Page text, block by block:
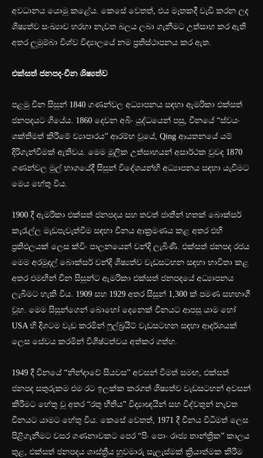
අවධානය යොමු කළේය. කෙසේ වෙතත්, එය මෑතකදී වැඩි කරන ලද
ශිෂ්‍යත්ව සංඛ්‍යාව හරහා නැවත බලය ලබා ගැනීමට උත්සාහ කර ඇති
අතර ලුමුම්බා විශ්ව විද්‍යාලයේ නම ප්‍රතිස්ථාපනය කර ඇත.
එක්සත් ජනපද-චීන ශිෂ්‍යත්ව
පළමු චීන සිසුන් 1840 ගණන්වල අධ්‍යාපනය සඳහා ඇමරිකා එක්සත්
ජනපදයට ගියේය. 1860 දෙවන අබිං යුද්ධයෙන් පසු, චීනයේ “ස්වයං
ශක්තිමත් කිරීමේ ව්‍යාපාරය” ආරම්භ වූයේ, Qing ආයතනයේ යම්
දිරිගැන්වීමක් ඇතිවය. මෙම මූලික උත්සාහයන් අසාර්ථක වුවද 1870
ගණන්වල මුල් භාගයේදී සිසුන් විදේශයන්හි අධ්‍යාපනය සඳහා යැවීමට
මෙය හේතු විය.
1900 දී ඇමරිකා එක්සත් ජනපදය සහ තවත් ජාතීන් හතක් බොක්සර්
කැරැල්ල මැඩපැවැත්වීම සඳහා චීනය ආක්‍රමණය කළ අතර එහි
ප්‍රතිඵලයක් ලෙස ක්විං පාලනයෙන් වන්දි ලැබිණි. එක්සත් ජනපද රජය
මෙම අරමුදල් බොක්සර් වන්දි ශිෂ්‍යත්ව වැඩසටහන සඳහා භාවිතා කළ
අතර එමඟින් චීන සිසුන්ට ඇමරිකා එක්සත් ජනපදයේ අධ්‍යාපනය
ලැබීමට හැකි විය. 1909 සහ 1929 අතර සිසුන් 1,300 ක් පමණ සහභාගී
වූහ. මෙම සිසුන්ගෙන් බොහෝ දෙනෙක් චීනයට ආපසු යාම හෝ
USA හි දිගටම වැඩ කරමින් ෆුල්බ්‍රයිට් වැඩසටහන සඳහා ආදර්ශයක්
ලෙස සේවය කරමින් විශිෂ්ටත්වය අත්කර ගත්හ.
1949 දී චීනයේ “නින්දාවේ සියවස” අවසන් වීමත් සමඟ, එක්සත්
ජනපද සතුරුකම එම රට ඉලක්ක කරගත් ශිෂ්‍යත්ව වැඩසටහන් අවසන්
කිරීමට හේතු වූ අතර “රතු භීතිය” විද්‍යාඥයින් සහ විද්වතුන් නැවත
චීනයට යාමට හේතු විය. කෙසේ වෙතත්, 1971 දී චීනය විධිමත් ලෙස
පිළිගැනීමට වසර ගණනාවකට පෙර “පිං පොං රාජ්‍ය තාන්ත්‍රික” කාලය
තුළ, එක්සත් ජනපදය ශාස්ත්‍රීය හුවමාරු සැලැස්මක් ක්‍රියාත්මක කිරීම